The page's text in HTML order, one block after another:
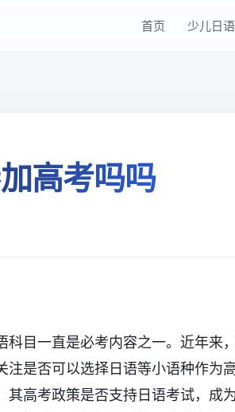
首页 少儿日语
高考吗吗
科目一直是必考内容之一。近年来
注是否可以选择日语等小语种作为
高考政策是否支持日语考试，成